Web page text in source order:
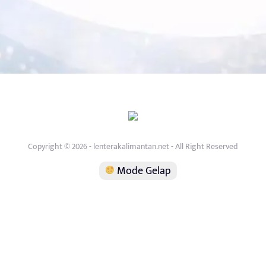
Copyright © 2026 - lenterakalimantan.net - All Right Reserved
Mode Gelap